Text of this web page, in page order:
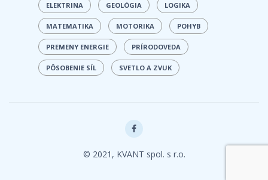
ELEKTRINA GEOLÓGIA LOGIKA
MATEMATIKA MOTORIKA POHYB
PREMENY ENERGIE PRÍRODOVEDA
PÔSOBENIE SÍL SVETLO A ZVUK
© 2021, KVANT spol. s r.o.